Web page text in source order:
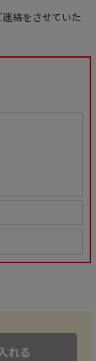
絡をさせていた
れる